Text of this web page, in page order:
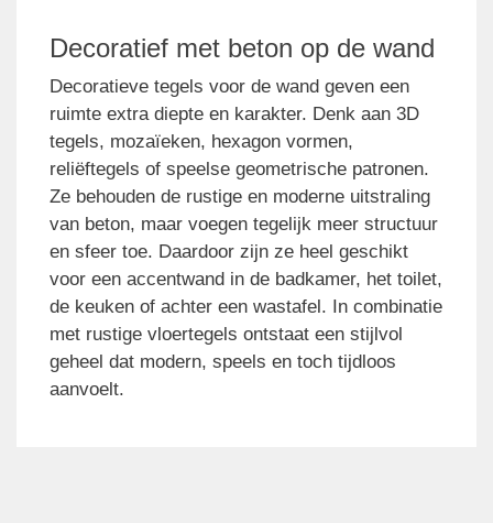
Decoratief met beton op de wand
Decoratieve tegels voor de wand geven een
ruimte extra diepte en karakter. Denk aan 3D
tegels, mozaïeken, hexagon vormen,
reliëftegels of speelse geometrische patronen.
Ze behouden de rustige en moderne uitstraling
van beton, maar voegen tegelijk meer structuur
en sfeer toe. Daardoor zijn ze heel geschikt
voor een accentwand in de badkamer, het toilet,
de keuken of achter een wastafel. In combinatie
met rustige vloertegels ontstaat een stijlvol
geheel dat modern, speels en toch tijdloos
aanvoelt.